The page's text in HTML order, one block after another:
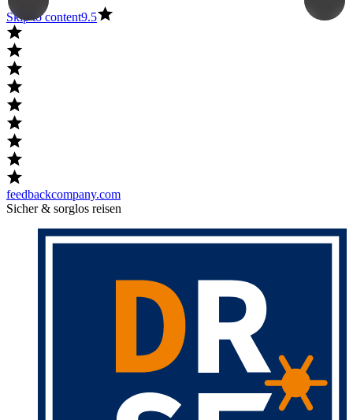
Skip to content9.5
feedbackcompany.com
Sicher & sorglos reisen